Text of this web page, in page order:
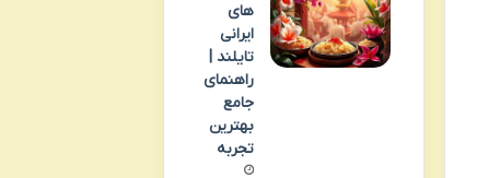
های
ایرانی
تایلند |
راهنمای
جامع
بهترین
تجربه